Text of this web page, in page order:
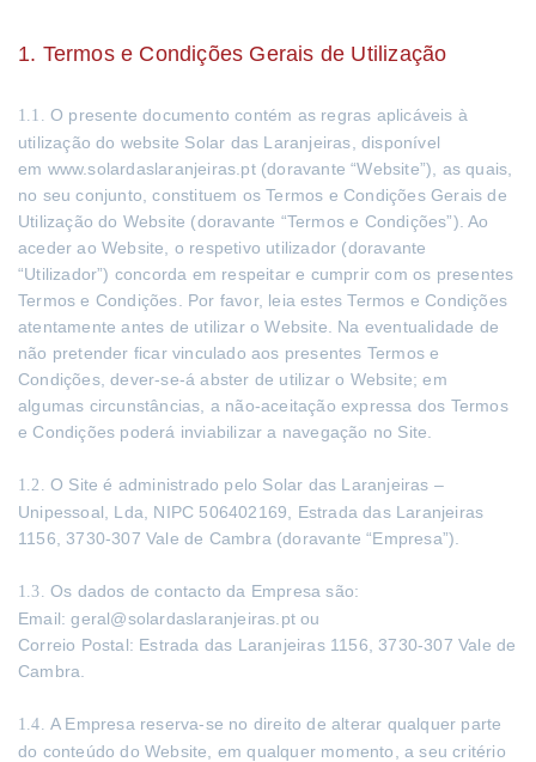
1. Termos e Condições Gerais de Utilização
1.1. O presente documento contém as regras aplicáveis à
utilização do website Solar das Laranjeiras, disponível
em www.solardaslaranjeiras.pt (doravante “Website”), as quais,
no seu conjunto, constituem os Termos e Condições Gerais de
Utilização do Website (doravante “Termos e Condições”). Ao
aceder ao Website, o respetivo utilizador (doravante
“Utilizador”) concorda em respeitar e cumprir com os presentes
Termos e Condições. Por favor, leia estes Termos e Condições
atentamente antes de utilizar o Website. Na eventualidade de
não pretender ficar vinculado aos presentes Termos e
Condições, dever-se-á abster de utilizar o Website; em
algumas circunstâncias, a não-aceitação expressa dos Termos
e Condições poderá inviabilizar a navegação no Site.
1.2. O Site é administrado pelo Solar das Laranjeiras –
Unipessoal, Lda, NIPC 506402169, Estrada das Laranjeiras
1156, 3730-307 Vale de Cambra (doravante “Empresa”).
1.3. Os dados de contacto da Empresa são:
Email: geral@solardaslaranjeiras.pt ou
Correio Postal: Estrada das Laranjeiras 1156, 3730-307 Vale de
Cambra.
1.4. A Empresa reserva-se no direito de alterar qualquer parte
do conteúdo do Website, em qualquer momento, a seu critério